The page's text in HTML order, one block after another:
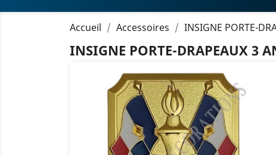
Accueil Accessoires INSIGNE PORTE-
INSIGNE PORTE-DRAPEAUX 3